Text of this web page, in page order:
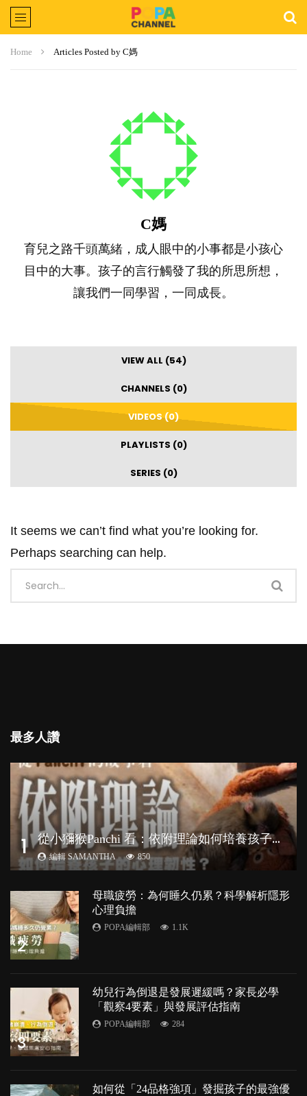
Home Articles Posted by C媽
C媽
育兒之路千頭萬緒，成人眼中的小事都是小孩心
目中的大事。孩子的言行觸發了我的所思所想，
讓我們一同學習，一同成長。
VIEW ALL (54)
CHANNELS (0)
VIDEOS (0)
PLAYLISTS (0)
SERIES (0)
It seems we can’t find what you’re looking for.
Perhaps searching can help.
最多人讚
1 從
小獼猴Panchi 看：依附理論如何培養孩子心理韌性？
編輯 SAMANTHA 850
2
母職疲勞：為何睡久仍累？科學解析隱形
心理負擔
POPA編輯部 1.1K
3
幼兒行為倒退是發展遲緩嗎？家長必學
「觀察4要素」與發展評估指南
POPA編輯部 284
如何從「24品格強項」發掘孩子的最強優